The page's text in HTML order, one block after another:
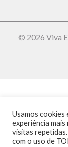
© 2026 Viva
Usamos cookies
experiência
visitas
com o uso de